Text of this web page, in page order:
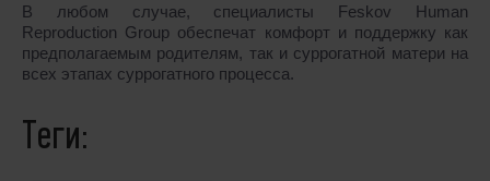
В любом случае, специалисты Feskov Human
Reproduction Group обеспечат комфорт и поддержку как
предполагаемым родителям, так и суррогатной матери на
всех этапах суррогатного процесса.
Теги: